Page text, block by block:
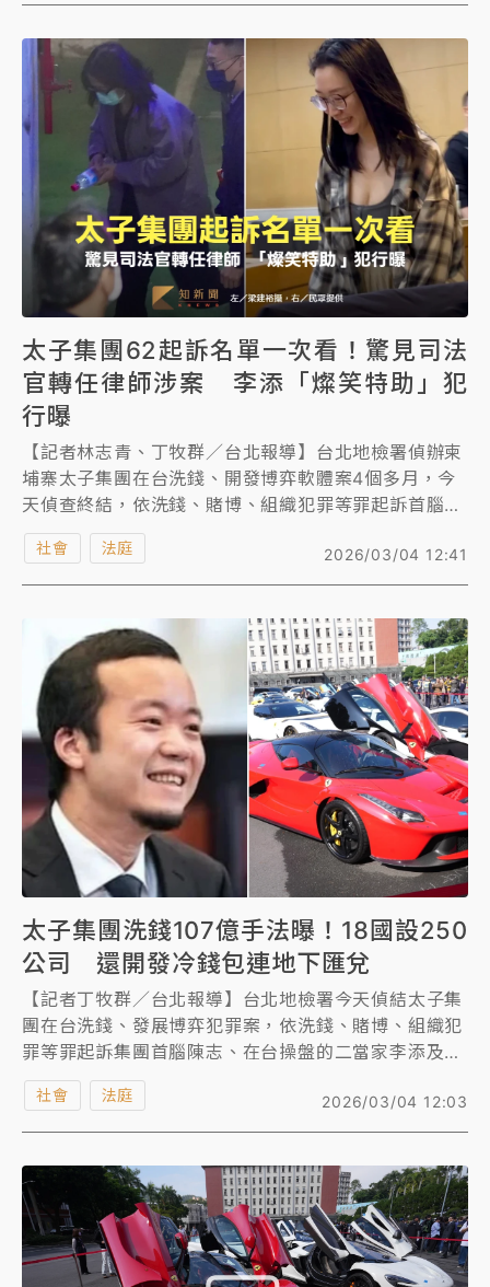
車、精品結果，讓讀者一文看懂全案始末。
太子集團62起訴名單一次看！驚見司法
官轉任律師涉案 李添「燦笑特助」犯
行曝
【記者林志青、丁牧群／台北報導】台北地檢署偵辦柬
埔寨太子集團在台洗錢、開發博弈軟體案4個多月，今
天偵查終結，依洗錢、賭博、組織犯罪等罪起訴首腦陳
志等62人、13家公司，24人緩起訴，3人通緝，具體
求刑最重的是幫陳志在台操盤的心腹李添，被求刑20年
以上；已落網送至中國大陸的太子集團首腦陳志被求處
台高層幹部辜淑雯遭求刑16年；日前交保露出燦笑引發
關注的天旭國際總經理特助劉純妤也被依組織、洗錢罪
起訴。
令人訝異的是，起訴名單驚見主任檢察官轉任的知名律
師陳宗豪，據了解，他被控協助太子集團保管千萬現
金，被依洗錢罪起訴。
2026/03/04 12:41
社會 法庭
太子集團洗錢107億手法曝！18國設250
公司 還開發冷錢包連地下匯兌
【記者丁牧群／台北報導】台北地檢署今天偵結太子集
團在台洗錢、發展博弈犯罪案，依洗錢、賭博、組織犯
罪等罪起訴集團首腦陳志、在台操盤的二當家李添及核
心幹部辜淑雯共62人，並起訴天旭等13家涉案公司，
另有開發博弈軟體的24名工程師獲緩起訴。
賺取更多黑心錢，並透過賭博網站入出金管道洗錢，自
2016年起於台灣成立多家公司，並在18個國家設立
250家境外公司，持有453個國內外金融帳戶，以境外
公司間製作不實交易合約，透過外匯管道洗錢，並利用
2026/03/04 12:03
社會 法庭